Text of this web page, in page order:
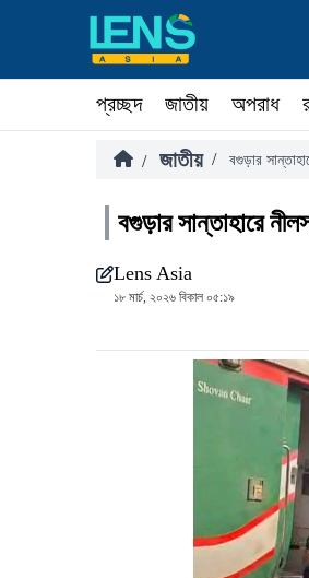
প্রচ্ছদ জাতীয় অপরাধ
/ জাতীয় / বগুড়ার
বগুড়ার সান্তাহারে
Lens Asia
১৮ মার্চ, ২০২৬ বিকাল ০৫:১৯